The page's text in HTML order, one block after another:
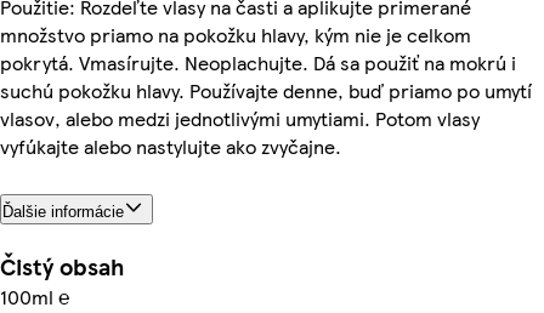
Použitie: Rozdeľte vlasy na časti a aplikujte primerané
množstvo priamo na pokožku hlavy, kým nie je celkom
pokrytá. Vmasírujte. Neoplachujte. Dá sa použiť na mokrú i
suchú pokožku hlavy. Používajte denne, buď priamo po umytí
vlasov, alebo medzi jednotlivými umytiami. Potom vlasy
vyfúkajte alebo nastylujte ako zvyčajne.
Ďalšie informácie
Čistý obsah
100ml ℮